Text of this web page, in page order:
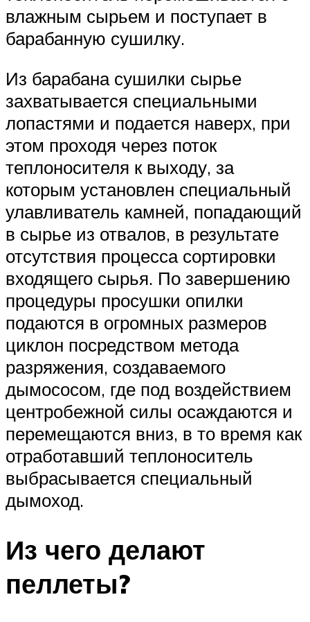
влажным сырьем и поступает в
барабанную сушилку.
Из барабана сушилки сырье
захватывается специальными
лопастями и подается наверх, при
этом проходя через поток
теплоносителя к выходу, за
которым установлен специальный
улавливатель камней, попадающий
в сырье из отвалов, в результате
отсутствия процесса сортировки
входящего сырья. По завершению
процедуры просушки опилки
подаются в огромных размеров
циклон посредством метода
разряжения, создаваемого
дымососом, где под воздействием
центробежной силы осаждаются и
перемещаются вниз, в то время как
отработавший теплоноситель
выбрасывается специальный
дымоход.
Из чего делают
пеллеты?